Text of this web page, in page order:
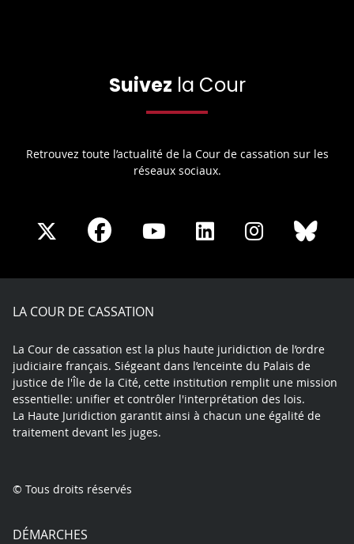
Suivez la Cour
Retrouvez toute l’actualité de la Cour de cassation sur les
réseaux sociaux.
Share
X
Share
Facebook
Share
Youtube
Share
LinkedIn
Share
Instagram
LA COUR DE CASSATION
La Cour de cassation est la plus haute juridiction de l’ordre
judiciaire français. Siégeant dans l’enceinte du Palais de
justice de l'Île de la Cité, cette institution remplit une mission
essentielle: unifier et contrôler l'interprétation des lois.
La Haute Juridiction garantit ainsi à chacun une égalité de
traitement devant les juges.
© Tous droits réservés
DÉMARCHES